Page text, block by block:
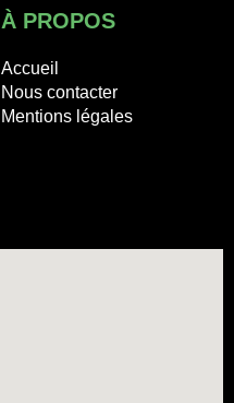
À PROPOS
Accueil
Nous contacter
Mentions légales